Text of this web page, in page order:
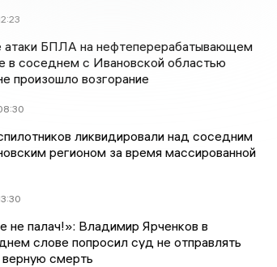
атаки БПЛА на нефтеперерабатывающем
в соседнем с Ивановской областью
произошло возгорание
ликвидировали над соседним
регионом за время массированной
не палач!»: Владимир Ярченков в
слове попросил суд не отправлять
верную смерть